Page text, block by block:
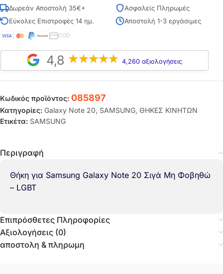
Δωρεάν Αποστολή 35€+
Ασφαλείς Πληρωμές
Εύκολες Επιστροφές 14 ημ.
Αποστολή 1-3 εργάσιμες
COD
4,8 4,260 αξιολογήσεις
Κωδικός προϊόντος: 085897
Κατηγορίες: Galaxy Note 20, SAMSUNG, ΘΗΚΕΣ ΚΙΝΗΤΩΝ
Ετικέτα: SAMSUNG
Περιγραφή
Θήκη για Samsung Galaxy Note 20 Σιγά Μη Φοβηθώ
– LGBT
Επιπρόσθετες Πληροφορίες
Αξιολογήσεις (0)
αποστολη & πληρωμη